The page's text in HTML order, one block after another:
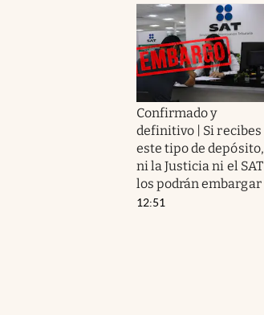
Confirmado y
definitivo | Si recibes
este tipo de depósito,
ni la Justicia ni el SAT
los podrán embargar
12:51